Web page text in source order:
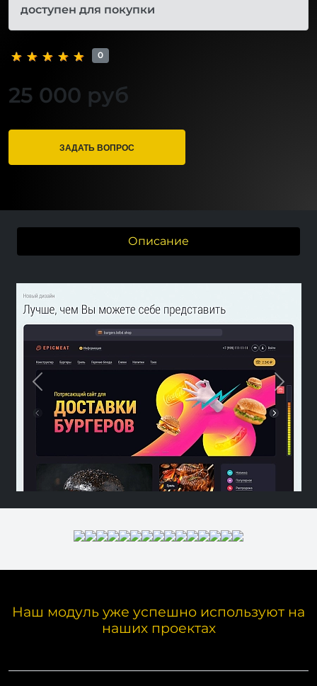
доступен для покупки
0
25 000 руб
ЗАДАТЬ ВОПРОС
Описание
Previous Next
Наш модуль уже успешно используют на
наших проектах